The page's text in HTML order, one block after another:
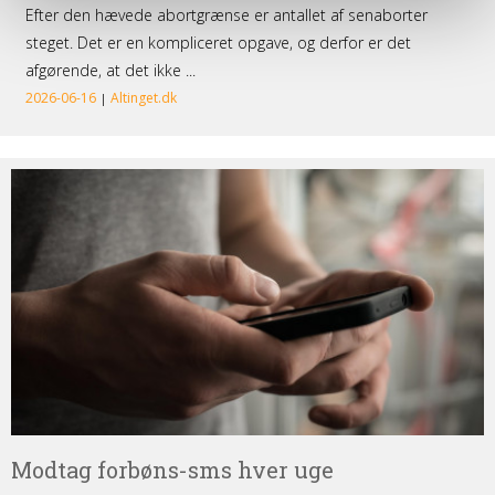
uge
Modtag forbøns-sms hver uge